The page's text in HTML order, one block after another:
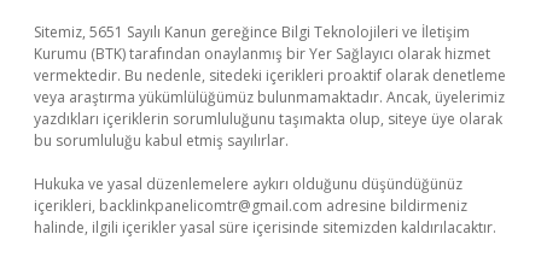
Sitemiz, 5651 Sayılı Kanun gereğince Bilgi Teknolojileri ve İletişim
Kurumu (BTK) tarafından onaylanmış bir Yer Sağlayıcı olarak hizmet
vermektedir. Bu nedenle, sitedeki içerikleri proaktif olarak denetleme
veya araştırma yükümlülüğümüz bulunmamaktadır. Ancak, üyelerimiz
yazdıkları içeriklerin sorumluluğunu taşımakta olup, siteye üye olarak
bu sorumluluğu kabul etmiş sayılırlar.
Hukuka ve yasal düzenlemelere aykırı olduğunu düşündüğünüz
içerikleri, backlinkpanelicomtr@gmail.com adresine bildirmeniz
halinde, ilgili içerikler yasal süre içerisinde sitemizden kaldırılacaktır.